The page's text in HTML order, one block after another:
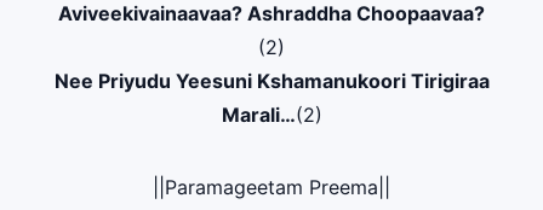
Aviveekivainaavaa? Ashraddha Choopaavaa?
(2)
Nee Priyudu Yeesuni Kshamanukoori Tirigiraa
Marali…(2)
||Paramageetam Preema||